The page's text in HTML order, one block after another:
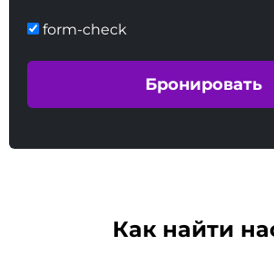
form-check
Как найти